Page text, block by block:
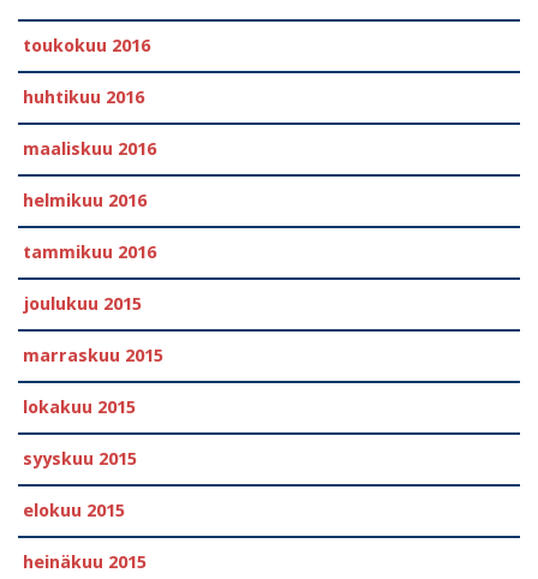
toukokuu 2016
huhtikuu 2016
maaliskuu 2016
helmikuu 2016
tammikuu 2016
joulukuu 2015
marraskuu 2015
lokakuu 2015
syyskuu 2015
elokuu 2015
heinäkuu 2015